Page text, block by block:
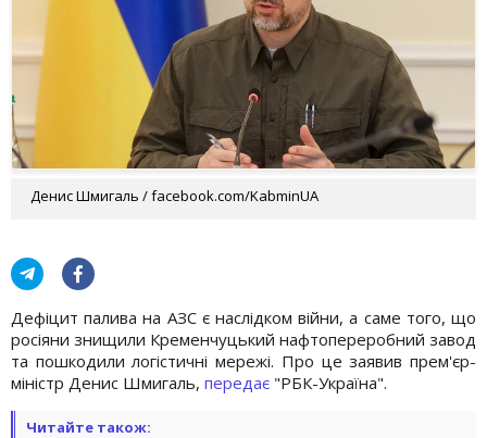
Денис Шмигаль / facebook.com/KabminUA
Дефіцит палива на АЗС є наслідком війни, а саме того, що
росіяни знищили Кременчуцький нафтопереробний завод
та пошкодили логістичні мережі. Про це заявив прем'єр-
міністр Денис Шмигаль, передає "РБК-Україна".
Читайте також: